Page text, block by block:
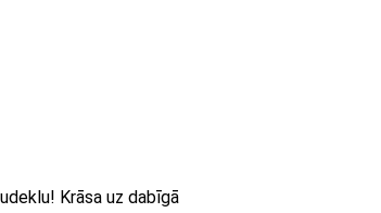
Krāsa uz dabīgā